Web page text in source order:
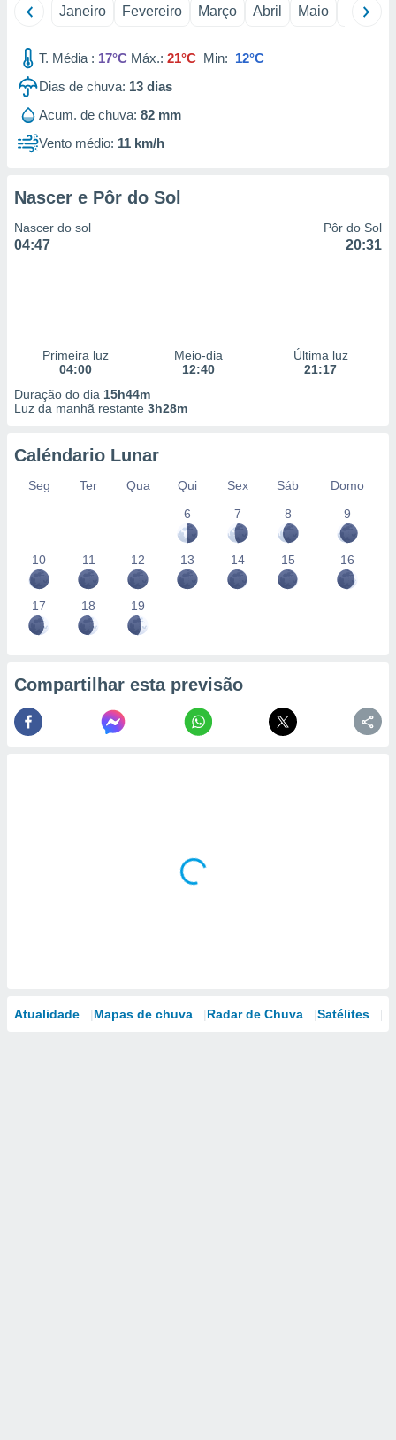
utilizar
criar
da
dos
melhorar
dados
estudos
de
Janeiro Fevereiro Março Abril Maio Junho
T. Média : 17°C Máx.: 21°C Min: 12°C
Dias de chuva: 13 dias
Acum. de chuva: 82 mm
Vento médio: 11 km/h
Nascer e Pôr do Sol
Nascer do sol
04:47
Pôr do Sol
20:31
Primeira luz
04:00
Meio-dia
12:40
Última luz
21:17
Duração do dia 15h44m
Luz da manhã restante 3h28m
Caléndario Lunar
Seg Ter Qua Qui Sex Sáb
Domo
6
7 8 9
10 11 12 13 14 15 16
17 18 19
Compartilhar esta previsão
Atualidade Mapas de chuva Radar de Chuva Satélites